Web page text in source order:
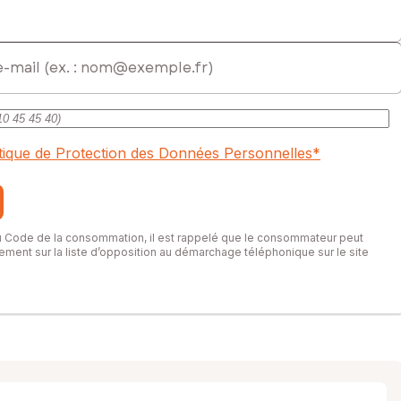
de Protection des Données Personnelles*
Code de la consommation, il est rappelé que le consommateur peut
sur la liste d’opposition au démarchage téléphonique sur le site